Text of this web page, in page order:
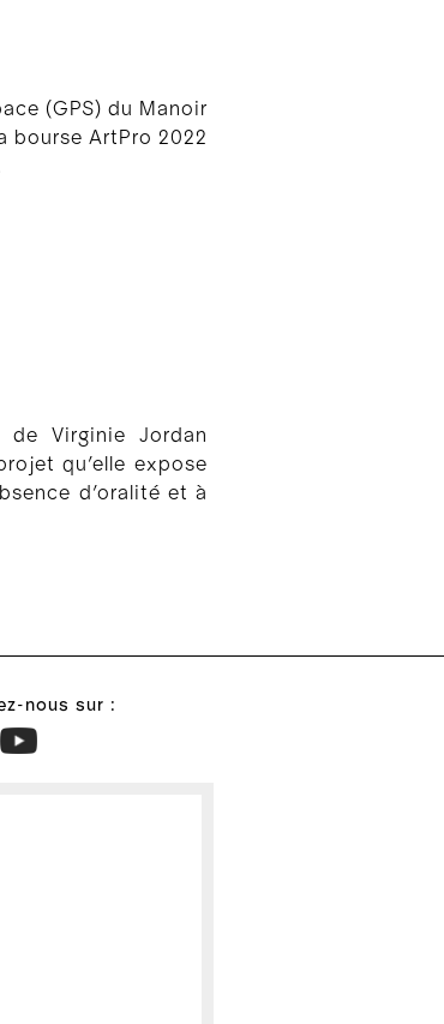
(GPS) du Manoir
bourse ArtPro 2022
de Virginie Jordan
qu’elle expose
d’oralité et à
nous sur :